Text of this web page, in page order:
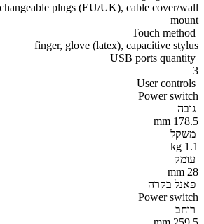
plugs (EU/UK), cable cover/wall
mount
Touch method
finger, glove (latex), capacitive stylus
USB ports quantity
3
User controls
Power switch
גובה
178.5 mm
משקל
1.1 kg
עומק
28 mm
פאנל בקרה
Power switch
רוחב